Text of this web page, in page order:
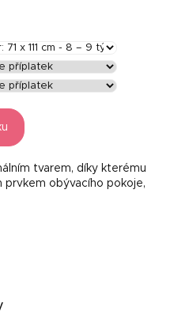
tvarem, díky kterému
obývacího pokoje,